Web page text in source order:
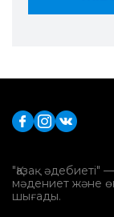
"Қазақ
мәдениет және
шығады.